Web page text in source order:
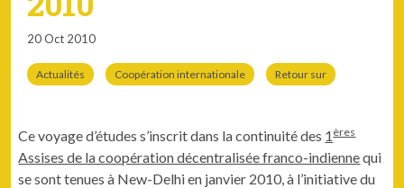
20 Oct 2010
Actualités Coopération internationale Retour sur
Ce voy­age d’études s’inscrit dans la con­ti­nu­ité des 1ères
Assis­es de la coopéra­tion décen­tral­isée fran­co-indi­ennequi
se sont tenues à New-Del­hi en jan­vi­er 2010, à l’initiative du